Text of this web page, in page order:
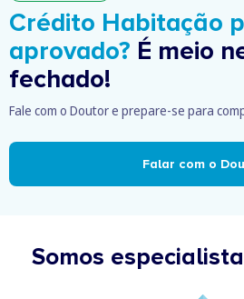
Crédito Habitação
aprovado? É meio
fechado!
Fale com o Doutor e prepare-se para
Falar com o
Somos